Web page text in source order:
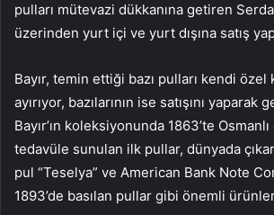
pulları mütevazi dükkanına getiren
üzerinden yurt içi ve yurt dışına satış
Bayır, temin ettiği bazı pulları kendi
ayırıyor, bazılarının ise satışını yaparak
Bayır’ın koleksiyonunda 1863’te
tedavüle sunulan ilk pullar, dünyada
pul “Teselya” ve American Bank Note
1893’de basılan pullar gibi önemli